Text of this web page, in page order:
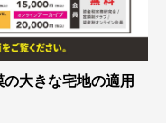
大きな宅地の適用